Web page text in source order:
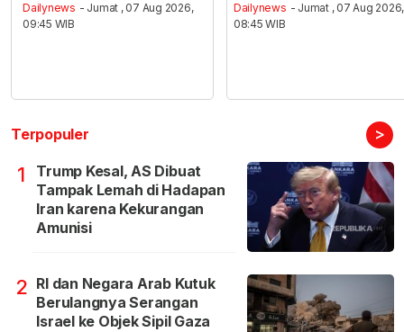
Dailynews - Jumat , 07 Aug 2026,
09:45 WIB
Dailynews - Jumat , 07 Aug 2026,
08:45 WIB
Terpopuler >
1
Trump Kesal, AS Dibuat
Tampak Lemah di Hadapan
Iran karena Kekurangan
Amunisi
2 RI dan Negara Arab Kutuk
Berulangnya Serangan
Israel ke Objek Sipil Gaza